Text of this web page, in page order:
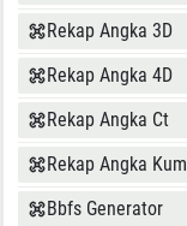
Rekap Angka 3D
Rekap Angka 4D
Rekap Angka Ct
Rekap Angka
Bbfs Generator